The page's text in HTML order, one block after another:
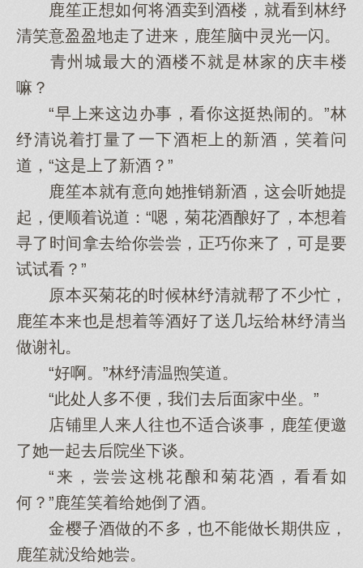
鹿笙正想如何将酒卖到酒楼，就看到林纾
清笑意盈盈地走了进来，鹿笙脑中灵光一闪。
青州城最大的酒楼不就是林家的庆丰楼
嘛？
“早上来这边办事，看你这挺热闹的。”林
纾清说着打量了一下酒柜上的新酒，笑着问
道，“这是上了新酒？”
鹿笙本就有意向她推销新酒，这会听她提
起，便顺着说道：“嗯，菊花酒酿好了，本想着
寻了时间拿去给你尝尝，正巧你来了，可是要
试试看？”
原本买菊花的时候林纾清就帮了不少忙，
鹿笙本来也是想着等酒好了送几坛给林纾清当
做谢礼。
“好啊。”林纾清温煦笑道。
“此处人多不便，我们去后面家中坐。”
店铺里人来人往也不适合谈事，鹿笙便邀
了她一起去后院坐下谈。
“来，尝尝这桃花酿和菊花酒，看看如
何？”鹿笙笑着给她倒了酒。
金樱子酒做的不多，也不能做长期供应，
鹿笙就没给她尝。